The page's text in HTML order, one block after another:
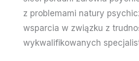
z problemami natury
wsparcia w związku z
wykwalifikowanych